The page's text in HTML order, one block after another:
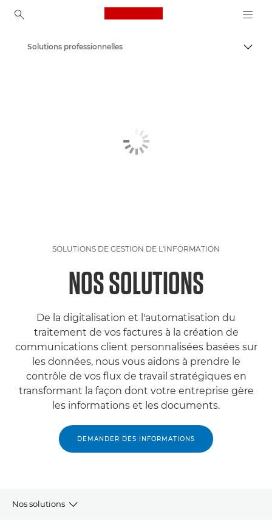
Canon Logo, back to
Solutions professionnelles
SOLUTIONS DE GESTION DE L'INFORMATION
NOS SOLUTIONS
De la digitalisation et l'automatisation du
traitement de vos factures à la création de
communications client personnalisées basées sur
les données, nous vous aidons à prendre le
contrôle de vos flux de travail stratégiques en
transformant la façon dont votre entreprise gère
les informations et les documents.
DEMANDER DES INFORMATIONS
Nos solutions